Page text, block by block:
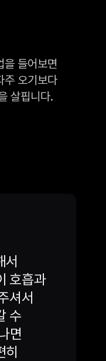
을 들어보면
주 오기보다
살핍니다.
서
호흡과
셔서
수
면